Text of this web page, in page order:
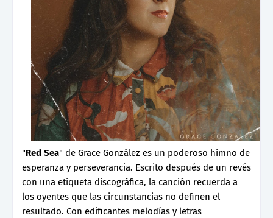
"Red Sea" de Grace González es un poderoso himno de
esperanza y perseverancia. Escrito después de un revés
con una etiqueta discográfica, la canción recuerda a
los oyentes que las circunstancias no definen el
resultado. Con edificantes melodías y letras